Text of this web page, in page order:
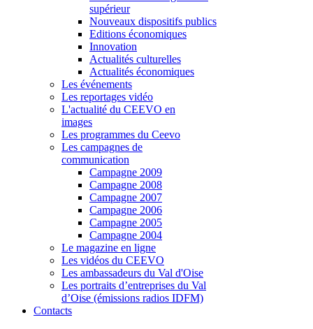
supérieur
Nouveaux dispositifs publics
Editions économiques
Innovation
Actualités culturelles
Actualités économiques
Les événements
Les reportages vidéo
L'actualité du CEEVO en
images
Les programmes du Ceevo
Les campagnes de
communication
Campagne 2009
Campagne 2008
Campagne 2007
Campagne 2006
Campagne 2005
Campagne 2004
Le magazine en ligne
Les vidéos du CEEVO
Les ambassadeurs du Val d'Oise
Les portraits d’entreprises du Val
d’Oise (émissions radios IDFM)
Contacts